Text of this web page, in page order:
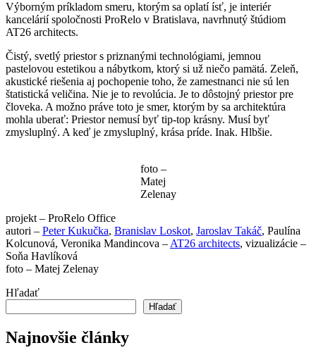
Výborným príkladom smeru, ktorým sa oplatí ísť, je interiér
kancelárií spoločnosti ProRelo v Bratislava, navrhnutý štúdiom
AT26 architects.
Čistý, svetlý priestor s priznanými technológiami, jemnou
pastelovou estetikou a nábytkom, ktorý si už niečo pamätá. Zeleň,
akustické riešenia aj pochopenie toho, že zamestnanci nie sú len
štatistická veličina. Nie je to revolúcia. Je to dôstojný priestor pre
človeka. A možno práve toto je smer, ktorým by sa architektúra
mohla uberať: Priestor nemusí byť tip-top krásny. Musí byť
zmysluplný. A keď je zmysluplný, krása príde. Inak. Hlbšie.
foto –
Matej
Zelenay
projekt – ProRelo Office
autori – Peter Kukučka, Branislav Loskot, Jaroslav Takáč, Paulína
Kolcunová, Veronika Mandincova – AT26 architects, vizualizácie –
Soňa Havlíková
foto – Matej Zelenay
Hľadať
Hľadať
Najnovšie články